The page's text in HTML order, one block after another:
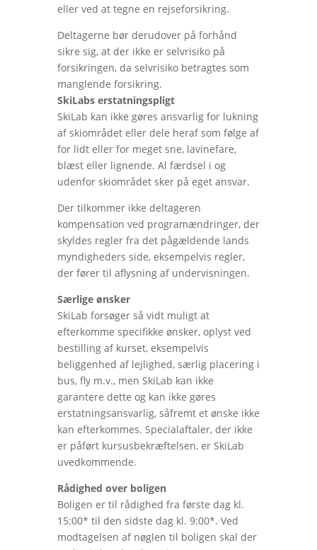
eller ved at tegne en rejseforsikring.
Deltagerne bør derudover på forhånd
sikre sig, at der ikke er selvrisiko på
forsikringen, da selvrisiko betragtes som
manglende forsikring.
SkiLabs erstatningspligt
SkiLab kan ikke gøres ansvarlig for lukning
af skiområdet eller dele heraf som følge af
for lidt eller for meget sne, lavinefare,
blæst eller lignende. Al færdsel i og
udenfor skiområdet sker på eget ansvar.
Der tilkommer ikke deltageren
kompensation ved programændringer, der
skyldes regler fra det pågældende lands
myndigheders side, eksempelvis regler,
der fører til aflysning af undervisningen.
Særlige ønsker
SkiLab forsøger så vidt muligt at
efterkomme specifikke ønsker, oplyst ved
bestilling af kurset, eksempelvis
beliggenhed af lejlighed, særlig placering i
bus, fly m.v., men SkiLab kan ikke
garantere dette og kan ikke gøres
erstatningsansvarlig, såfremt et ønske ikke
kan efterkommes. Specialaftaler, der ikke
er påført kursusbekræftelsen, er SkiLab
uvedkommende.
Rådighed over boligen
Boligen er til rådighed fra første dag kl.
15:00* til den sidste dag kl. 9:00*. Ved
modtagelsen af nøglen til boligen skal der